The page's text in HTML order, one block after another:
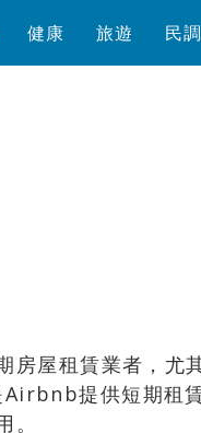
健康 旅遊 民調
房屋租賃業者，尤
Airbnb提供短期租